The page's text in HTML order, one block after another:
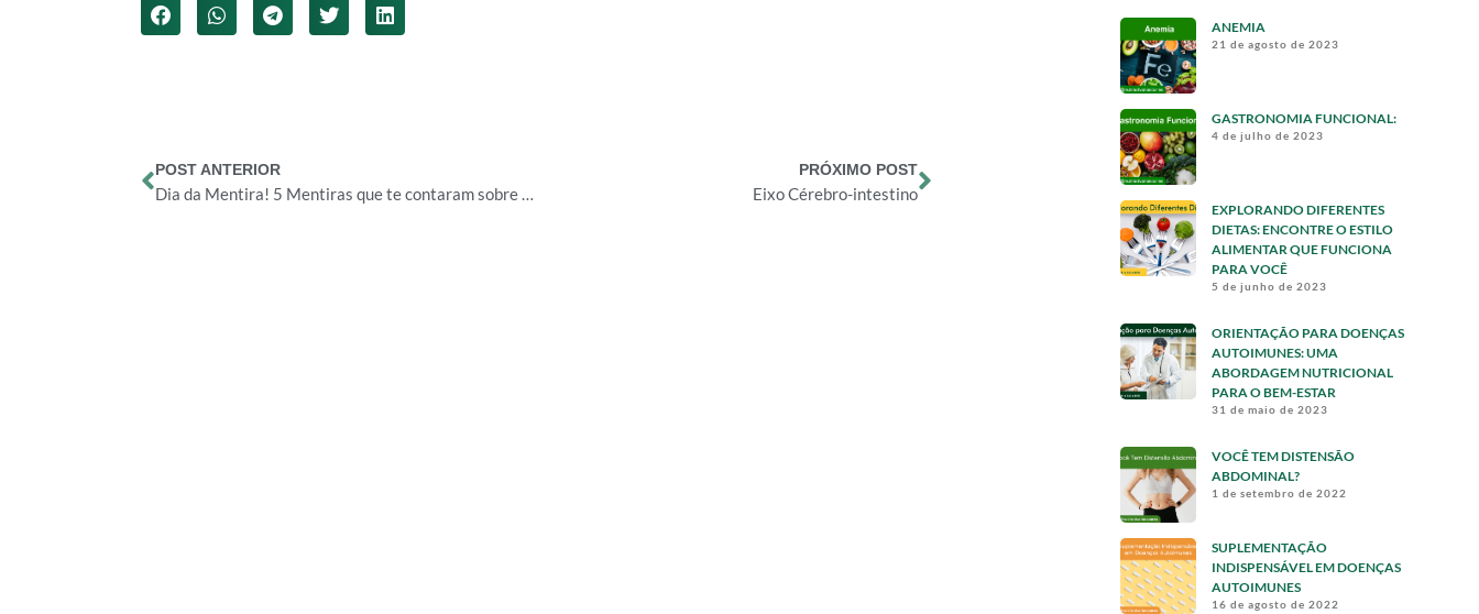
POST ANTERIOR
Dia da Mentira! 5 Mentiras que te contaram sobre o Processo de Emagrecimento
PRÓXIMO POST
Eixo Cérebro-intestino
ANEMIA
21 de agosto de 2023
GASTRONOMIA FUNCIONAL:
4 de julho de 2023
EXPLORANDO DIFERENTES
DIETAS: ENCONTRE O ESTILO
ALIMENTAR QUE FUNCIONA
PARA VOCÊ
5 de junho de 2023
ORIENTAÇÃO PARA DOENÇAS
AUTOIMUNES: UMA
ABORDAGEM NUTRICIONAL
PARA O BEM-ESTAR
31 de maio de 2023
VOCÊ TEM DISTENSÃO
ABDOMINAL?
1 de setembro de 2022
SUPLEMENTAÇÃO
INDISPENSÁVEL EM DOENÇAS
AUTOIMUNES
16 de agosto de 2022